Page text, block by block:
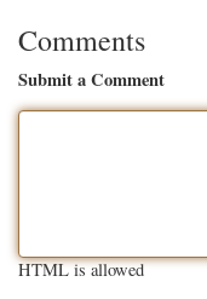
Comments
Submit a Comment
HTML is allowed